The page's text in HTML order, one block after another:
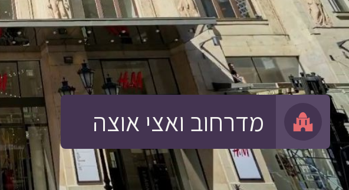
מדרחוב ואצי אוצה